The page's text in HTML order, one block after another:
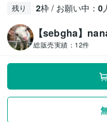
残り 2枠 / お願い中： 0
【sebgha】
総販売実績： 12件